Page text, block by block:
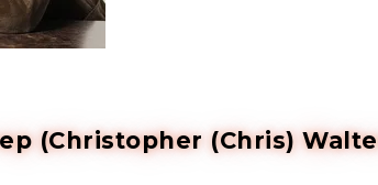
(Christopher (Chris)